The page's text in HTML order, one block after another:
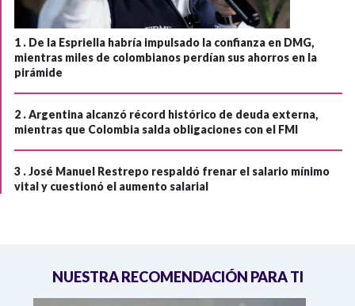
1 . De la Espriella habría impulsado la confianza en DMG,
mientras miles de colombianos perdían sus ahorros en la
pirámide
2 .Argentina alcanzó récord histórico de deuda externa,
mientras que Colombia salda obligaciones con el FMI
3 .José Manuel Restrepo respaldó frenar el salario mínimo
vital y cuestionó el aumento salarial
NUESTRA RECOMENDACIÓN PARA TI